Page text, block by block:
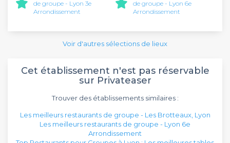
de groupe - Lyon 3e
Arrondissement
de groupe - Lyon 6e
Arrondissement
Voir d'autres sélections de lieux
Cet établissement n'est pas réservable
sur Privateaser
Trouver des établissements similaires :
Les meilleurs restaurants de groupe - Les Brotteaux, Lyon
Les meilleurs restaurants de groupe - Lyon 6e
Arrondissement